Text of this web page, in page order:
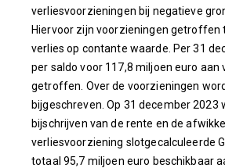
verliesvoorzieningen bij negatieve
Hiervoor zijn voorzieningen getroffen
verlies op contante waarde. Per 31
per saldo voor 117,8 miljoen euro aan
getroffen. Over de voorzieningen
bijgeschreven. Op 31 december 2023
bijschrijven van de rente en de
verliesvoorziening slotgecalculeerde
totaal 95,7 miljoen euro beschikbaar